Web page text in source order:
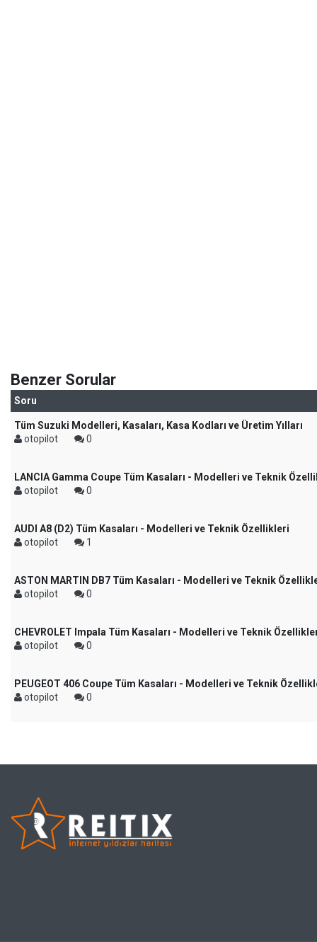
Benzer Sorular
Soru
Tüm Suzuki Modelleri, Kasaları, Kasa Kodları ve Üretim Yılları
otopilot
0
LANCIA Gamma Coupe Tüm Kasaları - Modelleri ve Teknik
otopilot
0
AUDI A8 (D2) Tüm Kasaları - Modelleri ve Teknik Özellikleri
otopilot
1
ASTON MARTIN DB7 Tüm Kasaları - Modelleri ve Teknik
otopilot
0
CHEVROLET Impala Tüm Kasaları - Modelleri ve Teknik
otopilot
0
PEUGEOT 406 Coupe Tüm Kasaları - Modelleri ve Teknik
otopilot
0